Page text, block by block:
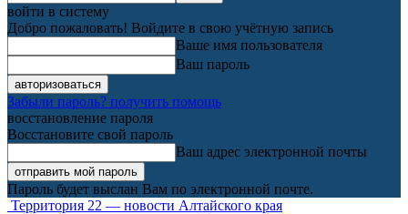
войти в систему
Добро пожаловать! Войдите в свою учётную запись
Ваше имя пользователя
Ваш пароль
Забыли пароль? получить помощь
восстановление пароля
Восстановите свой пароль
Ваш адрес электронной почты
Пароль будет выслан Вам по электронной почте.
Территория 22 — новости Алтайского края